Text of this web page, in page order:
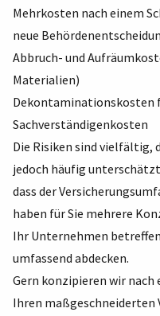
Mehrkosten nach einem
neue
Abbruch- und
Materialien)
Dekontaminationskosten
Sachverständigenkosten
Die Risiken sind vielfältig,
jedoch häufig
dass der
haben für Sie mehrere
Ihr Unternehmen
umfassend abdecken.
Gern konzipieren wir
Ihren maßgeschneiderten